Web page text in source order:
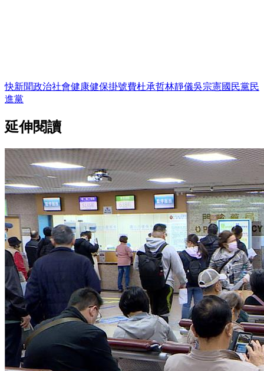
快新聞政治社會健康健保掛號費杜承哲林靜儀吳宗憲國民黨民
進黨
延伸閱讀